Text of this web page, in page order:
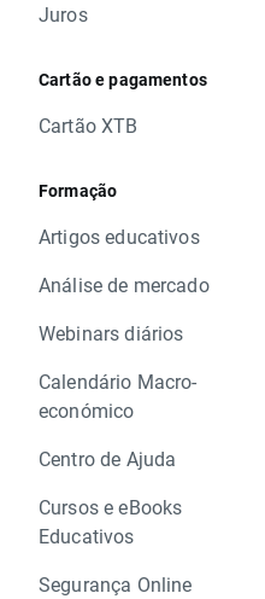
Juros
Cartão e pagamentos
Cartão XTB
Formação
Artigos educativos
Análise de mercado
Webinars diários
Calendário Macro-
económico
Centro de Ajuda
Cursos e eBooks
Educativos
Segurança Online